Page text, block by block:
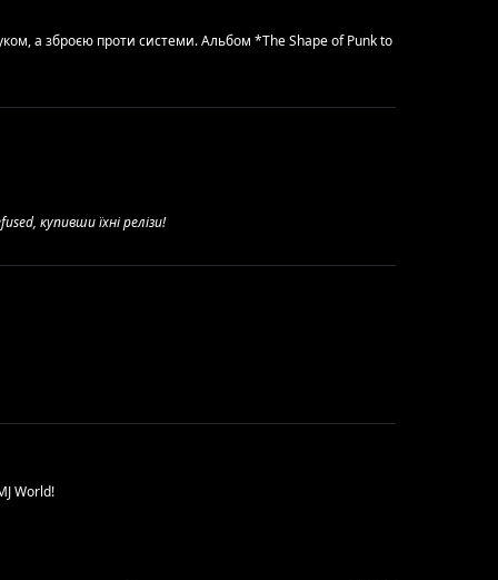
а зброєю проти системи. Альбом *The Shape of Punk to
купивши їхні релізи!
World!